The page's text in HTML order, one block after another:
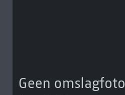
Geen omslagfoto